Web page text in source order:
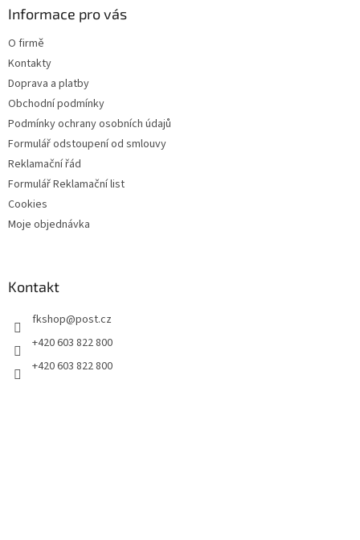
Informace pro vás
O firmě
Kontakty
Doprava a platby
Obchodní podmínky
Podmínky ochrany osobních údajů
Formulář odstoupení od smlouvy
Reklamační řád
Formulář Reklamační list
Cookies
Moje objednávka
Kontakt
fkshop@post.cz
+420 603 822 800
+420 603 822 800